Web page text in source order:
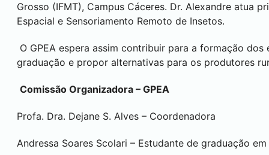
Grosso (IFMT), Campus Cáceres. Dr. Alexandre atua
Espacial e Sensoriamento Remoto de Insetos.
O GPEA espera assim contribuir para a formação
graduação e propor alternativas para os produtores
Comissão Organizadora – GPEA
Profa. Dra. Dejane S. Alves – Coordenadora
Andressa Soares Scolari – Estudante de graduação